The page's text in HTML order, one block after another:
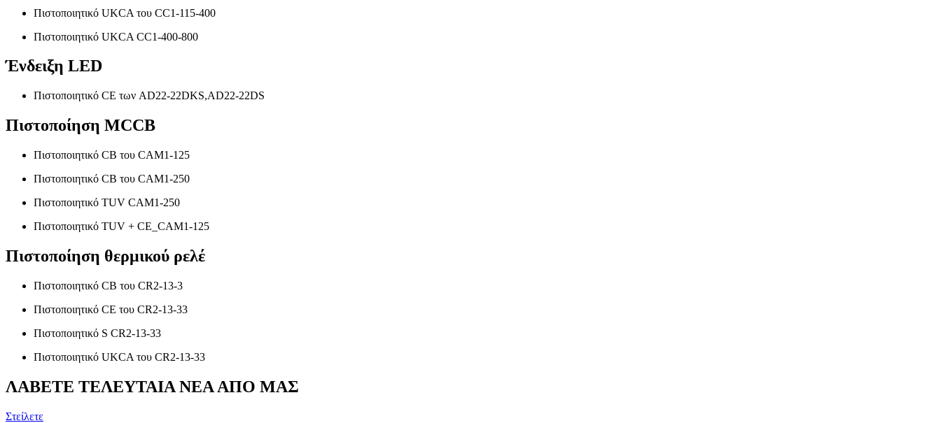
Πιστοποιητικό UKCA του CC1-115-400
Πιστοποιητικό UKCA CC1-400-800
Ένδειξη LED
Πιστοποιητικό CE των AD22-22DKS,AD22-22DS
Πιστοποίηση MCCB
Πιστοποιητικό CB του CAM1-125
Πιστοποιητικό CB του CAM1-250
Πιστοποιητικό TUV CAM1-250
Πιστοποιητικό TUV + CE_CAM1-125
Πιστοποίηση θερμικού ρελέ
Πιστοποιητικό CB του CR2-13-3
Πιστοποιητικό CE του CR2-13-33
Πιστοποιητικό S CR2-13-33
Πιστοποιητικό UKCA του CR2-13-33
ΛΑΒΕΤΕ ΤΕΛΕΥΤΑΙΑ ΝΕΑ ΑΠΟ ΜΑΣ
Στείλετε